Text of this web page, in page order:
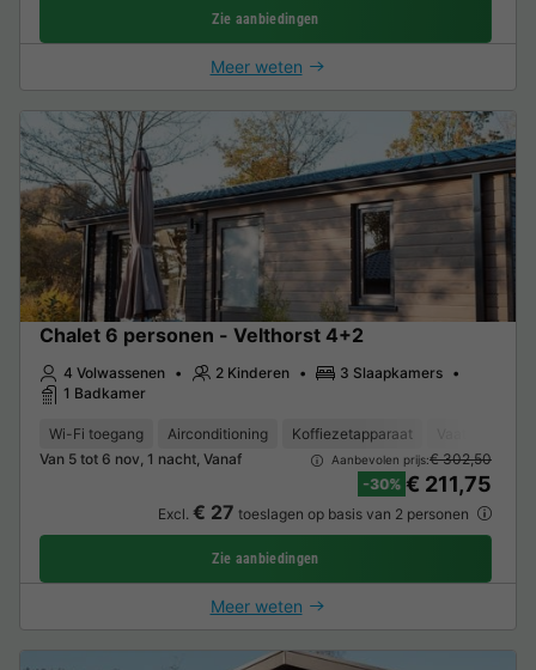
Zie aanbiedingen
Meer weten
Chalet 6 personen - Velthorst 4+2
4 Volwassenen 2 Kinderen
3 Slaapkamers
1 Badkamer
Wi-Fi toegang Airconditioning Koffiezetapparaat
Van 5 tot 6 nov, 1 nacht, Vanaf
Aanbevolen prijs:€ 302,50
-30% € 211,75
Excl. € 27 toeslagen op basis van 2 personen
Zie aanbiedingen
Meer weten